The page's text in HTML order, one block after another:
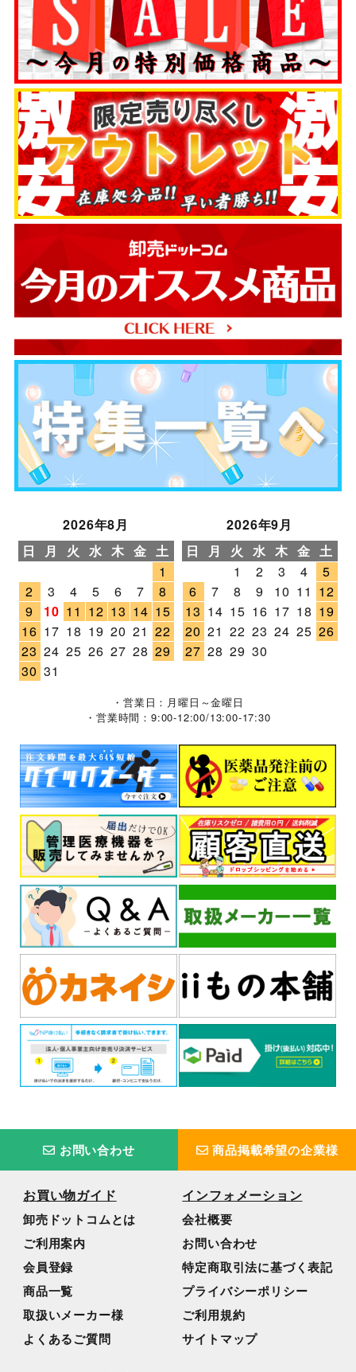
2026年8月
日
月 火 水 木 金 土
1
2
3 4 5 6 7
8
9
10 11 12 13 14 15
16 17 18 19 20 21 22
23 24 25 26 27 28 29
30 31
2026年9月
日
月 火 水 木 金 土
1
2 3 4
5
6
7 8 9 10 11 12
13 14 15 16 17 18 19
20 21 22 23 24 25 26
27 28 29 30
・営業日：月曜日～金曜日
・営業時間：9:00-12:00/13:00-17:30
お問い合わせ 商品掲載希望の企業様
お買い物ガイド
卸売ドットコムとは
ご利用案内
会員登録
商品一覧
取扱いメーカー様
よくあるご質問
インフォメーション
会社概要
お問い合わせ
特定商取引法に基づく表記
プライバシーポリシー
ご利用規約
サイトマップ